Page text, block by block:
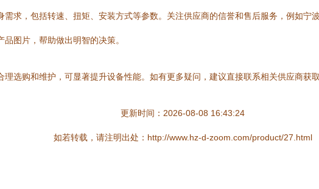
求，包括转速、扭矩、安装方式等参数。关注供应商的信誉和售后服务，例如宁
图片，帮助做出明智的决策。
选购和维护，可显著提升设备性能。如有更多疑问，建议直接联系相关供应商获取
更新时间：2026-08-08 16:43:24
如若转载，请注明出处：http://www.hz-d-zoom.com/product/27.html